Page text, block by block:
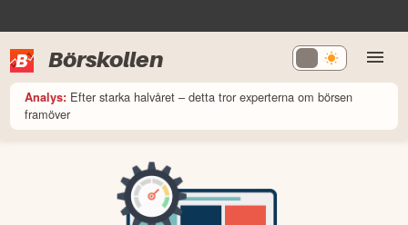
Börskollen
Analys: Efter starka halvåret – detta tror experterna om börsen
framöver